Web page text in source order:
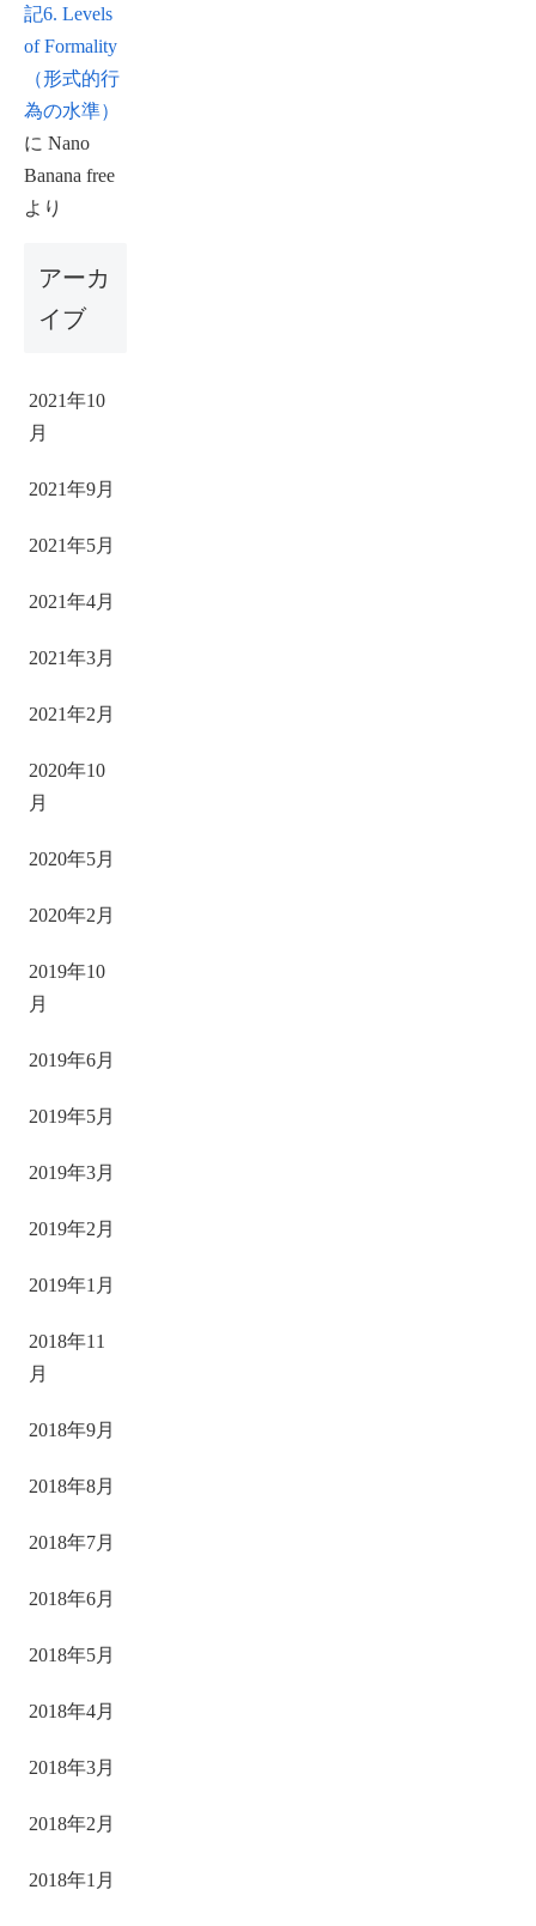
記6. Levels
of Formality
（形式的行
為の水準）
に Nano
Banana free
より
アーカ
イブ
2021年10
月
2021年9月
2021年5月
2021年4月
2021年3月
2021年2月
2020年10
月
2020年5月
2020年2月
2019年10
月
2019年6月
2019年5月
2019年3月
2019年2月
2019年1月
2018年11
月
2018年9月
2018年8月
2018年7月
2018年6月
2018年5月
2018年4月
2018年3月
2018年2月
2018年1月